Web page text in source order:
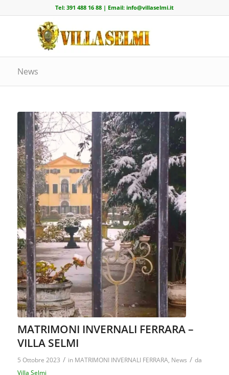
Tel: 391 488 16 88| Email: info@villaselmi.it
News
MATRIMONI INVERNALI FERRARA –
VILLA SELMI
5 Ottobre 2023 / in MATRIMONI INVERNALI FERRARA, News / da
Villa Selmi